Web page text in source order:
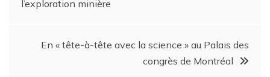
l’exploration minière
En « tête-à-tête avec la science » au Palais des
congrès de Montréal